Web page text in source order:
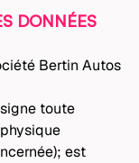
DONNÉES
Bertin Autos
toute
est